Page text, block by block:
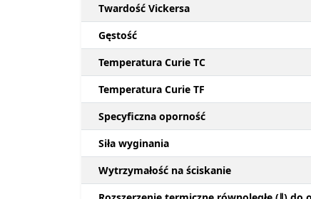
Twardość Vickersa
Gęstość
Temperatura Curie TC
Temperatura Curie TF
Specyficzna oporność
Siła wyginania
Wytrzymałość na ściskanie